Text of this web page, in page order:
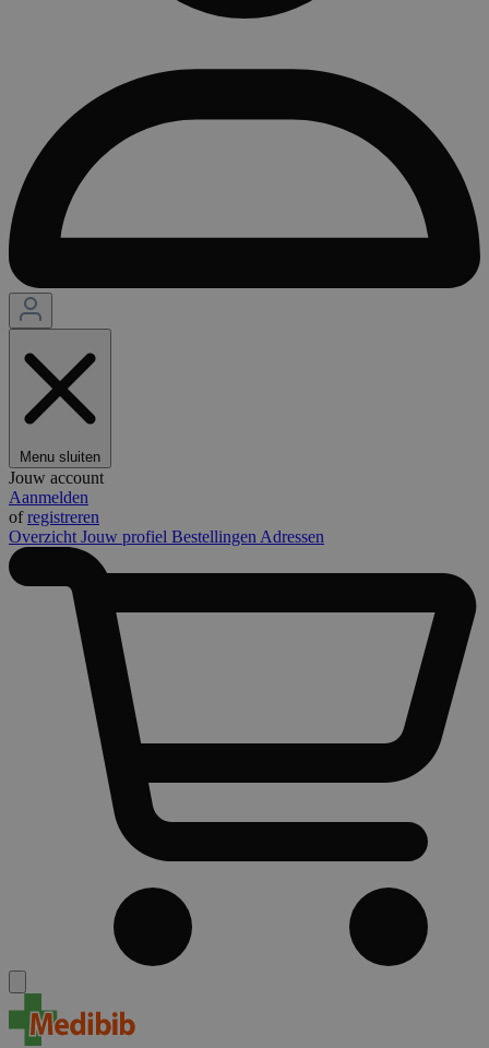
Menu sluiten
Jouw account
Aanmelden
ofregistreren
Overzicht Jouw profiel Bestellingen Adressen